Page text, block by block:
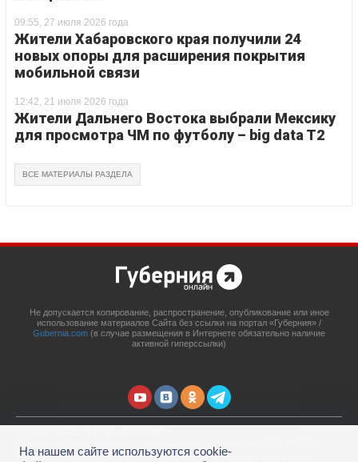
09:55, 27 июля 2026 года
Жители Хабаровского края получили 24
новых опоры для расширения покрытия
мобильной связи
12:42, 21 июля 2026 года
Жители Дальнего Востока выбрали Мексику
для просмотра ЧМ по футболу – big data T2
ВСЕ МАТЕРИАЛЫ РАЗДЕЛА
Не допускается копирование, распространение, опубликование или иное
использование материалов Сайта без ссылки на портал «Губерния» /
Gubernia.com (в случае размещения в Интернете обязательно наличие
активной гиперссылки)
67908 выдано 06.12.2016 Федеральной службой по надзору в сфере связи,
На нашем сайте используются cookie-